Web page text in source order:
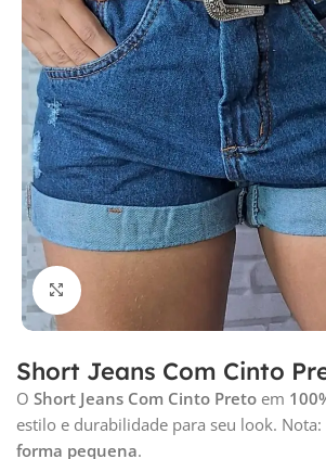
Clique para ampliar
Short Jeans Com Cinto
O Short Jeans Com Cinto Preto em
estilo e durabilidade para seu look.
forma pequena.